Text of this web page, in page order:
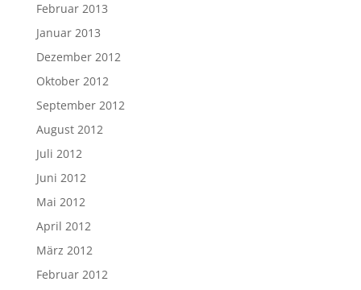
Februar 2013
Januar 2013
Dezember 2012
Oktober 2012
September 2012
August 2012
Juli 2012
Juni 2012
Mai 2012
April 2012
März 2012
Februar 2012